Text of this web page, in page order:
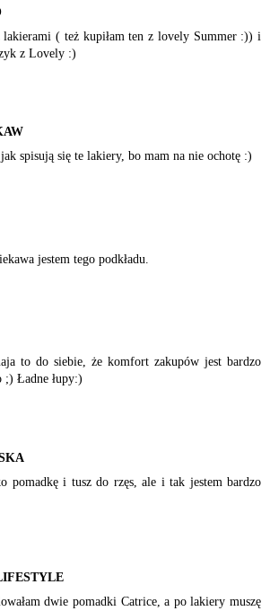
lakierami ( też kupiłam ten z lovely Summer :)) i
z Lovely :)
spisują się te lakiery, bo mam na nie ochotę :)
jestem tego podkładu.
to do siebie, że komfort zakupów jest bardzo
;) Ładne łupy:)
pomadkę i tusz do rzęs, ale i tak jestem bardzo
dwie pomadki Catrice, a po lakiery muszę